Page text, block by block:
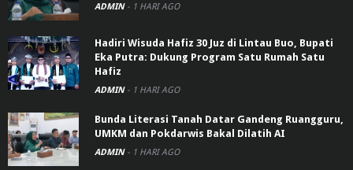
ADMIN - 1 HARI AGO
Hadiri Wisuda Hafiz 30 Juz di Lintau Buo, Bupati
Eka Putra: Dukung Program Satu Rumah Satu
Hafiz
ADMIN - 1 HARI AGO
Bunda Literasi Tanah Datar Gandeng Ruangguru,
UMKM dan Pokdarwis Bakal Dilatih AI
ADMIN - 1 HARI AGO